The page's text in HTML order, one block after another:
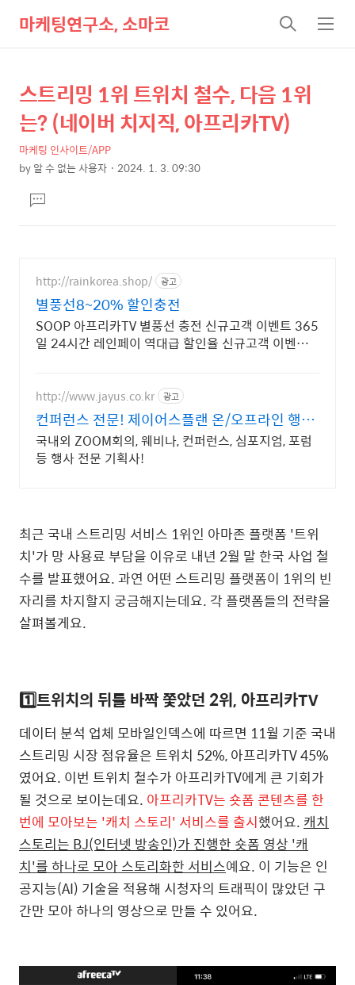
마케팅연구소, 소마코
검
색
메
뉴
상
세
컨
텐
본
문
제
목
스트리밍 1위 트위치 철수, 다음 1위
는? (네이버 치지직, 아프리카TV)
마케팅 인사이트/APP
by알 수 없는 사용자 2024. 1. 3. 09:30
문댓
글
http://rainkorea.shop/ 광고
별풍선8~20% 할인충전
SOOP 아프리카TV 별풍선 충전 신규고객 이벤트 365
일 24시간 레인페이 역대급 할인율 신규고객 이벤트
http://www.jayus.co.kr 광고
컨퍼런스 전문! 제이어스플랜 온/오프라인 행사
기획 대행!
국내외 ZOOM회의, 웨비나, 컨퍼런스, 심포지엄, 포럼
등 행사 전문 기획사!
최근 국내 스트리밍 서비스 1위인 아마존 플랫폼 '트위
치'가 망 사용료 부담을 이유로 내년 2월 말 한국 사업 철
수를 발표했어요. 과연 어떤 스트리밍 플랫폼이 1위의 빈
자리를 차지할지 궁금해지는데요. 각 플랫폼들의 전략을
살펴볼게요.
1️⃣트위치의 뒤를 바짝 쫓았던 2위, 아프리카TV
데이터 분석 업체 모바일인덱스에 따르면 11월 기준 국내
스트리밍 시장 점유율은 트위치 52%, 아프리카TV 45%
였어요. 이번 트위치 철수가 아프리카TV에게 큰 기회가
될 것으로 보이는데요. 아프리카TV는 숏폼 콘텐츠를 한
번에 모아보는 '캐치 스토리' 서비스를 출시했어요. 캐치
스토리는 BJ(인터넷 방송인)가 진행한 숏폼 영상 '캐
치'를 하나로 모아 스토리화한 서비스예요. 이 기능은 인
공지능(AI) 기술을 적용해 시청자의 트래픽이 많았던 구
간만 모아 하나의 영상으로 만들 수 있어요.